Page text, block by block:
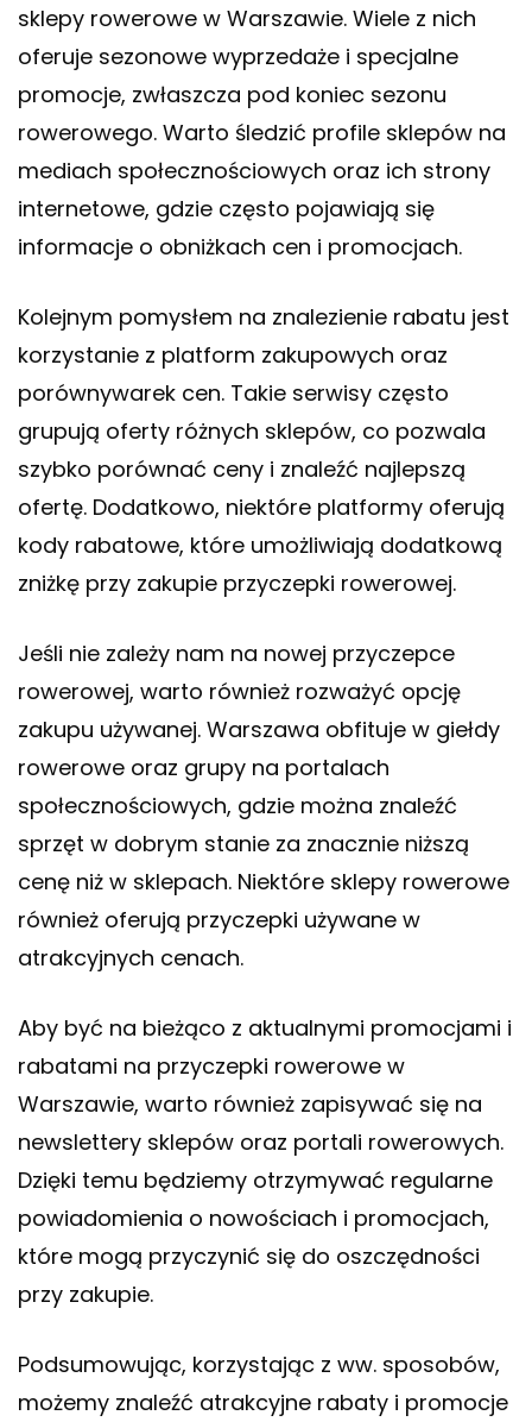
sklepy rowerowe w Warszawie. Wiele z nich
oferuje sezonowe wyprzedaże i specjalne
promocje, zwłaszcza pod koniec sezonu
rowerowego. Warto śledzić profile sklepów na
mediach społecznościowych oraz ich strony
internetowe, gdzie często pojawiają się
informacje o obniżkach cen i promocjach.
Kolejnym pomysłem na znalezienie rabatu jest
korzystanie z platform zakupowych oraz
porównywarek cen. Takie serwisy często
grupują oferty różnych sklepów, co pozwala
szybko porównać ceny i znaleźć najlepszą
ofertę. Dodatkowo, niektóre platformy oferują
kody rabatowe, które umożliwiają dodatkową
zniżkę przy zakupie przyczepki rowerowej.
Jeśli nie zależy nam na nowej przyczepce
rowerowej, warto również rozważyć opcję
zakupu używanej. Warszawa obfituje w giełdy
rowerowe oraz grupy na portalach
społecznościowych, gdzie można znaleźć
sprzęt w dobrym stanie za znacznie niższą
cenę niż w sklepach. Niektóre sklepy rowerowe
również oferują przyczepki używane w
atrakcyjnych cenach.
Aby być na bieżąco z aktualnymi promocjami i
rabatami na przyczepki rowerowe w
Warszawie, warto również zapisywać się na
newslettery sklepów oraz portali rowerowych.
Dzięki temu będziemy otrzymywać regularne
powiadomienia o nowościach i promocjach,
które mogą przyczynić się do oszczędności
przy zakupie.
Podsumowując, korzystając z ww. sposobów,
możemy znaleźć atrakcyjne rabaty i promocje